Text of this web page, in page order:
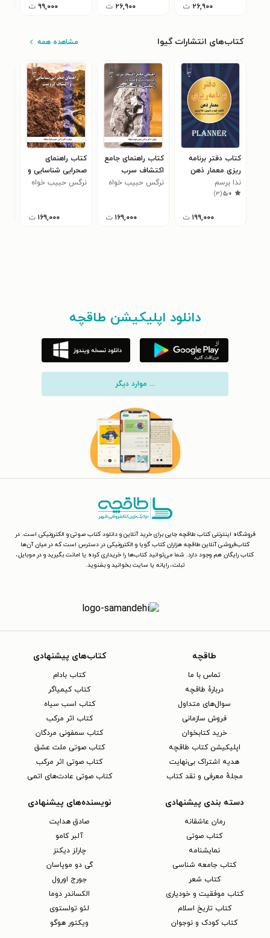
۲۶,۹۰۰ ت ۲۶,۹۰۰ ت ۹۹,۰۰۰ ت
کتاب‌های انتشارات گیوا مشاهده همه
کتاب دفتر برنامه
ریزی معمار ذهن
ندا برسم
۵٫۰(۳)
۱۹۹,۰۰۰ ت
کتاب راهنمای جامع
اکتشاف سرب
(Lead
نرگس حبیب خواه
۱۶۹,۰۰۰ ت
کتاب راهنمای
صحرایی شناسایی و
اکتشاف کرومیت
نرگس حبیب خواه
۱۶۹,۰۰۰ ت
دانلود اپلیکیشن طاقچه
... موارد دیگر
فروشگاه اینترنتی کتاب طاقچه جایی برای خرید آنلاین و دانلود کتاب صوتی و الکترونیکی است. در
کتاب‌فروشی آنلاین طاقچه هزاران کتاب گویا و الکترونیکی در دسترس است که در میان آن‌ها
کتاب رایگان هم وجود دارد. شما می‌توانید کتاب‌ها را خریداری کرده یا امانت بگیرید و در موبایل،
تبلت، رایانه یا سایت بخوانید و بشنوید.
طاقچه
تماس با ما
دربارهٔ طاقچه
سوال‌های متداول
فروش سازمانی
خرید کتابخوان
اپلیکیشن کتاب طاقچه
هدیه اشتراک بی‌نهایت
مجلهٔ معرفی و نقد کتاب
کتاب‌های پیشنهادی
کتاب بادام
کتاب کیمیاگر
کتاب اسب سیاه
کتاب اثر مرکب
کتاب سمفونی مردگان
کتاب صوتی ملت عشق
کتاب صوتی اثر مرکب
کتاب صوتی عادت‌های اتمی
دسته بندی پیشنهادی
رمان عاشقانه
کتاب‌ صوتی
نمایشنامه
کتاب جامعه شناسی
کتاب شعر
کتاب موفقیت و خودیاری
کتاب تاریخ اسلام
کتاب کودک و نوجوان
نویسنده‌های پیشنهادی
صادق هدایت
آلبر کامو
چارلز دیکنز
گی دو موپاسان
جورج اورول
الکساندر دوما
لئو تولستوی
ویکتور هوگو